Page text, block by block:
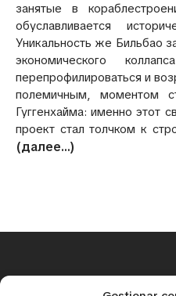
занятые в
обуславливается
Уникальность же Бильбао
экономического
перепрофилироваться и
полемичным, моментом
Гуггенхайма: именно этот
проект стал толчком к
(далее…)
+34